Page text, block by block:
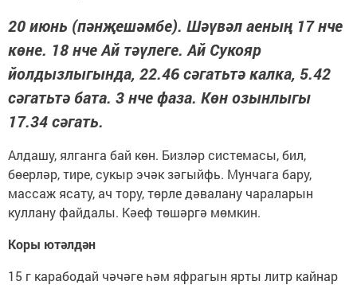
20 июнь (пәнҗешәмбе). Шәүвәл аеның 17 нче
көне. 18 нче Ай тәүлеге. Ай Сукояр
йолдызлыгында, 22.46 сәгатьтә калка, 5.42
сәгатьтә бата. 3 нче фаза. Көн озынлыгы
17.34 сәгать.
Алдашу, ялганга бай көн. Бизләр сис­темасы, бил,
бөерләр, тире, сукыр эчәк зәгыйфь. Мунчага бару,
массаж ясату, ач тору, төрле дәвалану чараларын
куллану файдалы. Кәеф төшәргә мөмкин.
Коры ютәлдән
15 г карабодай чәчәге һәм яфрагын ярты литр кайнар